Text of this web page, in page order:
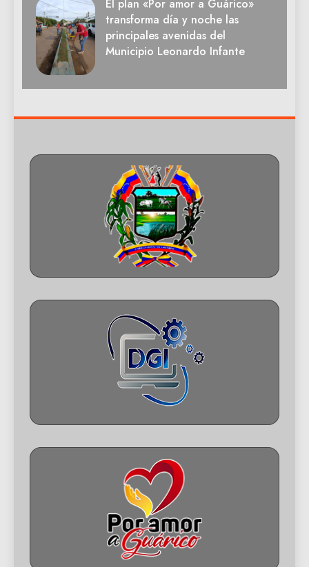
El plan «Por amor a Guárico»
transforma día y noche las
principales avenidas del
Municipio Leonardo Infante